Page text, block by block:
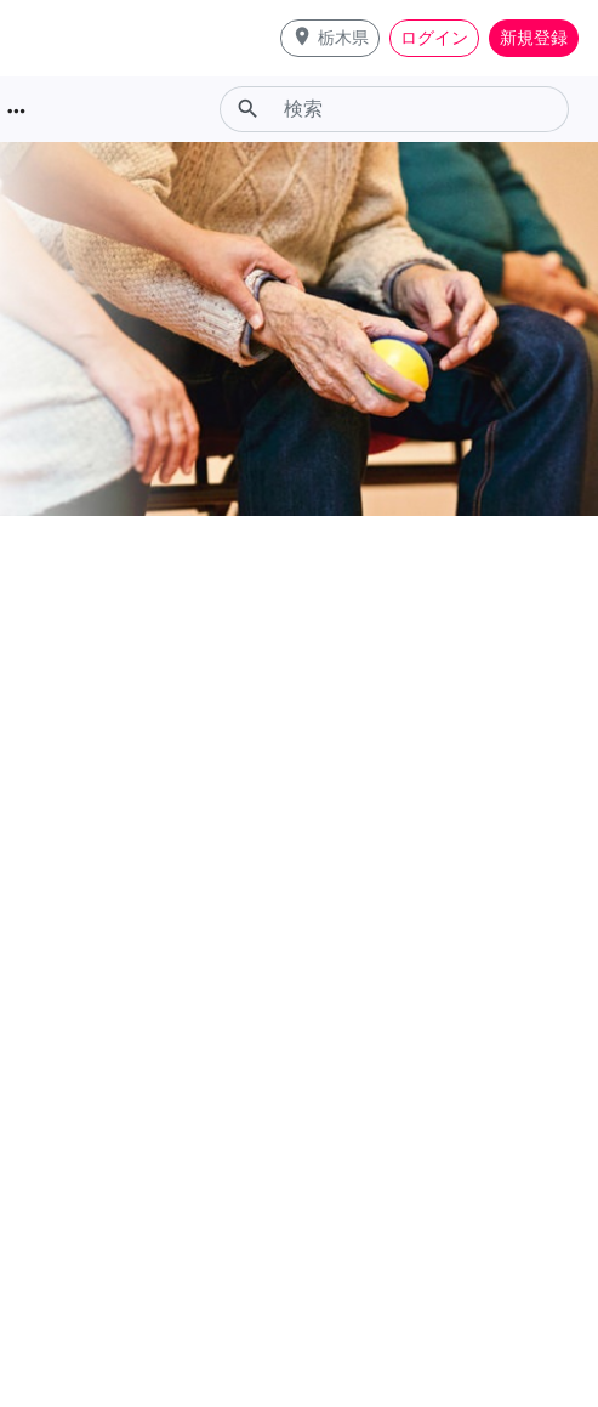
place 栃木県 ログイン 新規登録
more_horiz search